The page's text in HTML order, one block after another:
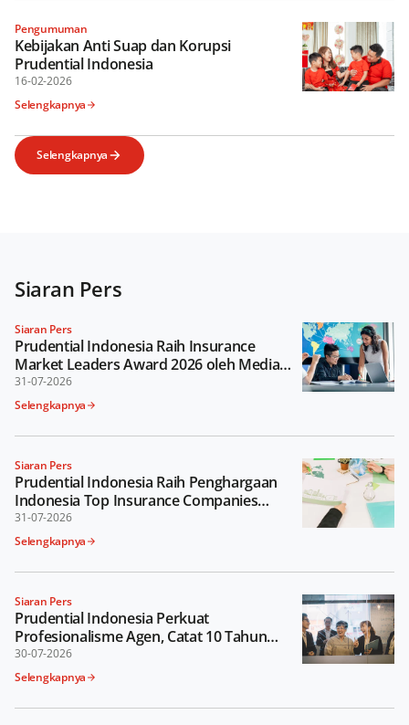
Pengumuman
Kebijakan Anti Suap dan Korupsi
Prudential Indonesia
16-02-2026
Selengkapnya
Selengkapnya
Siaran Pers
Siaran Pers
Prudential Indonesia Raih Insurance
Market Leaders Award 2026 oleh Media
Asuransi
31-07-2026
Selengkapnya
Siaran Pers
Prudential Indonesia Raih Penghargaan
Indonesia Top Insurance Companies
Awards 2026
31-07-2026
Selengkapnya
Siaran Pers
Prudential Indonesia Perkuat
Profesionalisme Agen, Catat 10 Tahun
Berturut-turut sebagai Perusahaan
dengan Jumlah MDRT Terbanyak di
30-07-2026
Selengkapnya